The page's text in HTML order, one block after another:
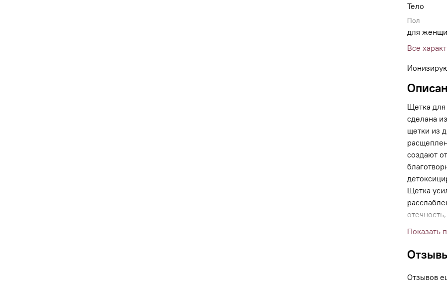
Тело
Пол
для
Все
Щетка для
сделана
щетки из
создают
Щетка
Показать
Отзывов